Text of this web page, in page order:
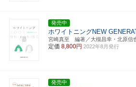
発売中
ホワイトニングNEW
宮崎真至 編著／大槻昌幸・北原信
定価 8,800円 2022年8月発行
発売中